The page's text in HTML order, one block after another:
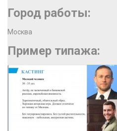
Город работы:
Москва
Пример типажа: